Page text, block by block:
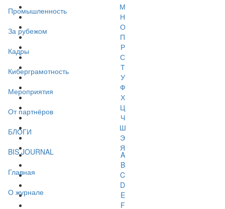
Промышленность
За рубежом
Кадры
Киберграмотность
Мероприятия
От партнёров
БЛОГИ
BIS JOURNAL
Главная
О журнале
М
Н
О
П
Р
С
Т
У
Ф
Х
Ц
Ч
Ш
Э
Я
A
B
C
D
E
F